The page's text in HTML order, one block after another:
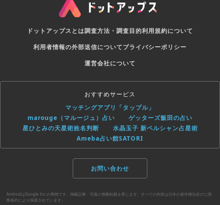
ドットアップスとは調査方法・調査目的利用規約について
利用者情報の外部送信についてプライバシーポリシー
運営会社について
おすすめサービス
マッチングアプリ「タップル」
marouge（マルージュ）占い
ゲッターズ飯田の占い
星ひとみの天星術姓名判断
水晶玉子 新ペルシャン占星術
Ameba占い館SATORI
お問い合わせ
AndroidはGoogle Inc.の商標です。掲載記事・写真の無断転載を禁じます。すべての内容は日本の著作権法並びに国
際条約により保護されています。